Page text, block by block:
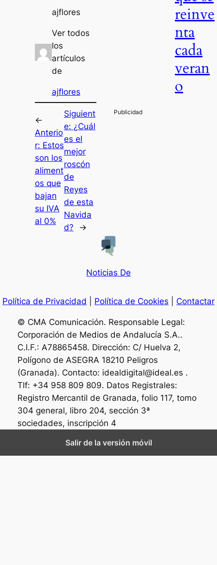
ajflores
Ver todos
los
artículos
de
ajflores
←
Anterio
r: Estos
son los
aliment
os que
bajan
su IVA
al 0%
Siguient
e: ¿Cuál
es el
mejor
roscón
de
Reyes
de esta
Navida
d?
→
reinve
nta
cada
veran
o
Noticias De
Política de Privacidad Política de Cookies Contactar
© CMA Comunicación. Responsable Legal:
Corporación de Medios de Andalucía S.A..
C.I.F.: A78865458. Dirección: C/ Huelva 2,
Polígono de ASEGRA 18210 Peligros
(Granada). Contacto: idealdigital@ideal.es .
Tlf: +34 958 809 809. Datos Registrales:
Registro Mercantil de Granada, folio 117, tomo
304 general, libro 204, sección 3ª
sociedades, inscripción 4
Salir de la versión móvil